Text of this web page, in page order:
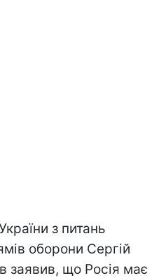
з питань
оборони Сергій
заявив, що Росія має